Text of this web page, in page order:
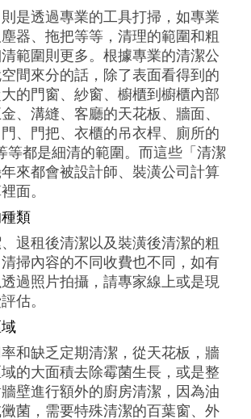
則是透過專業的工具打掃，如專業
器、拖把等等，清理的範圍和粗
範圍則更多。根據專業的清潔公
間來分的話，除了表面看得到的
的門窗、紗窗、櫥櫃到櫥櫃內部
、溝縫、客廳的天花板、牆面、
、門把、衣櫃的吊衣桿、廁所的
都是細清的範圍。而這些「清潔
來都會被設計師、裝潢公司計算
面。
類
退租後清潔以及裝潢後清潔的粗
掃內容的不同收費也不同，如有
過照片拍攝，請專家線上或是現
估。
和缺乏定期清潔，從天花板，牆
的大面積去除霉菌生長，或是整
壁進行額外的廚房清潔，因為油
菌，需要特殊清潔的百葉窗、外